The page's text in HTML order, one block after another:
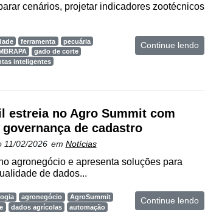
cenários, projetar indicadores zootécnicos
ferramenta
pecuária
gado de corte
inteligentes
Continue lendo
estreia no Agro Summit com
de cadastro
11/02/2026 em Notícias
agronegócio e apresenta soluções para
de dados...
agronegócio
AgroSummit
dados agrícolas
automação
Continue lendo